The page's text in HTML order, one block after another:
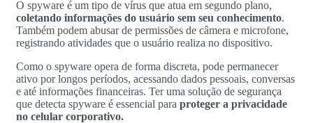
O spyware é um tipo de vírus que atua em segundo plano,
coletando informações do usuário sem seu conhecimento.
Também podem abusar de permissões de câmera e microfone,
registrando atividades que o usuário realiza no dispositivo.
Como o spyware opera de forma discreta, pode permanecer
ativo por longos períodos, acessando dados pessoais, conversas
e até informações financeiras. Ter uma solução de segurança
que detecta spyware é essencial para proteger a privacidade
no celular corporativo.